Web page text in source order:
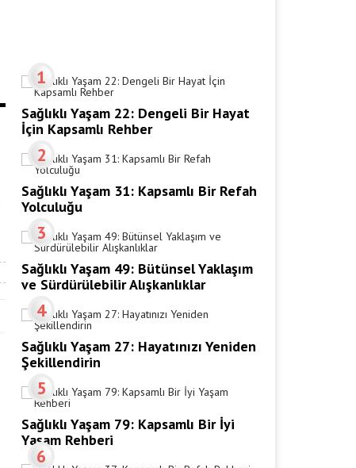
1
Sağlıklı Yaşam 22: Dengeli Bir Hayat
İçin Kapsamlı Rehber
2
Sağlıklı Yaşam 31: Kapsamlı Bir Refah
Yolculuğu
3
Sağlıklı Yaşam 49: Bütünsel Yaklaşım
ve Sürdürülebilir Alışkanlıklar
4
Sağlıklı Yaşam 27: Hayatınızı Yeniden
Şekillendirin
5
Sağlıklı Yaşam 79: Kapsamlı Bir İyi
Yaşam Rehberi
6